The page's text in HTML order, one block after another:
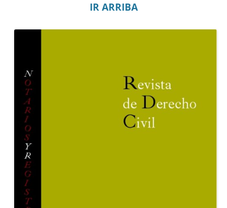
IR ARRIBA